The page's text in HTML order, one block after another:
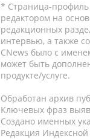
* Страница-профиль
редактором на
редакционных
интервью, а также
CNews было с
может быть
продукте/услуге.
Обработан архив
Ключевых фраз
Создано именных
Редакция